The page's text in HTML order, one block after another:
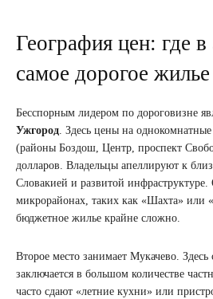
География цен: где в
самое дорогое жилье
Бесспорным лидером по дороговизне
Ужгород. Здесь цены на
(районы Боздош, Центр, проспект
долларов. Владельцы апеллируют к
Словакией и развитой
микрорайонах, таких как «Шахта» или
бюджетное жилье крайне сложно.
Второе место занимает Мукачево.
заключается в большом количестве
часто сдают «летние кухни» или